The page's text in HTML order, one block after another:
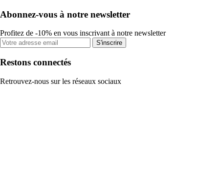
Abonnez-vous à notre newsletter
Profitez de -10% en vous inscrivant à notre newsletter
S'inscrire
Restons connectés
Retrouvez-nous sur les réseaux sociaux